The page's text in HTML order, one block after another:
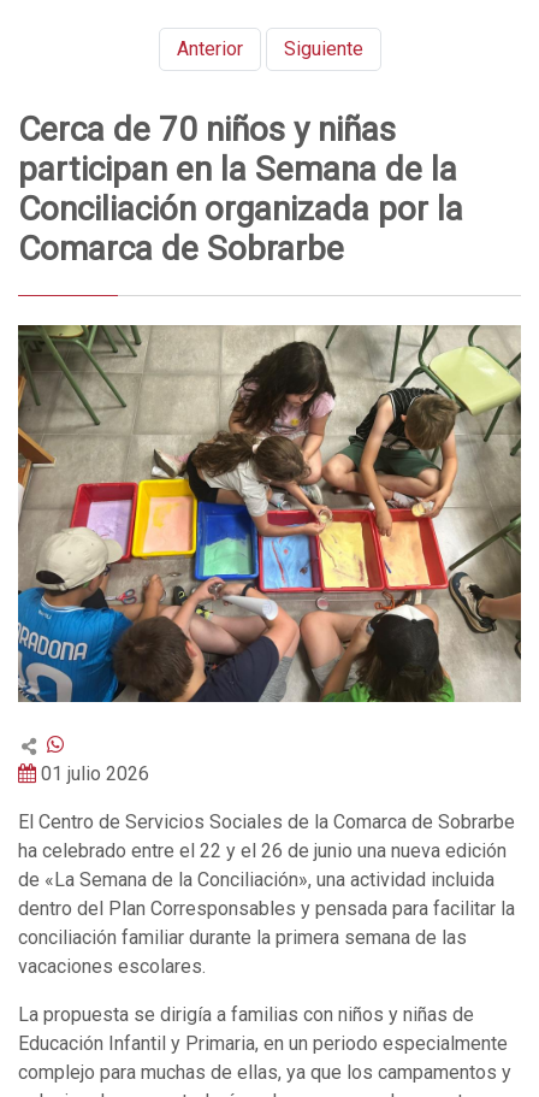
Anterior Siguiente
Cerca de 70 niños y niñas
participan en la Semana de la
Conciliación organizada por la
Comarca de Sobrarbe
01 julio 2026
El Centro de Servicios Sociales de la Comarca de Sobrarbe
ha celebrado entre el 22 y el 26 de junio una nueva edición
de «La Semana de la Conciliación», una actividad incluida
dentro del Plan Corresponsables y pensada para facilitar la
conciliación familiar durante la primera semana de las
vacaciones escolares.
La propuesta se dirigía a familias con niños y niñas de
Educación Infantil y Primaria, en un periodo especialmente
complejo para muchas de ellas, ya que los campamentos y